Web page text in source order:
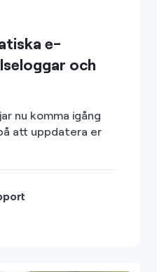
e-
och
nu komma igång
att uppdatera er